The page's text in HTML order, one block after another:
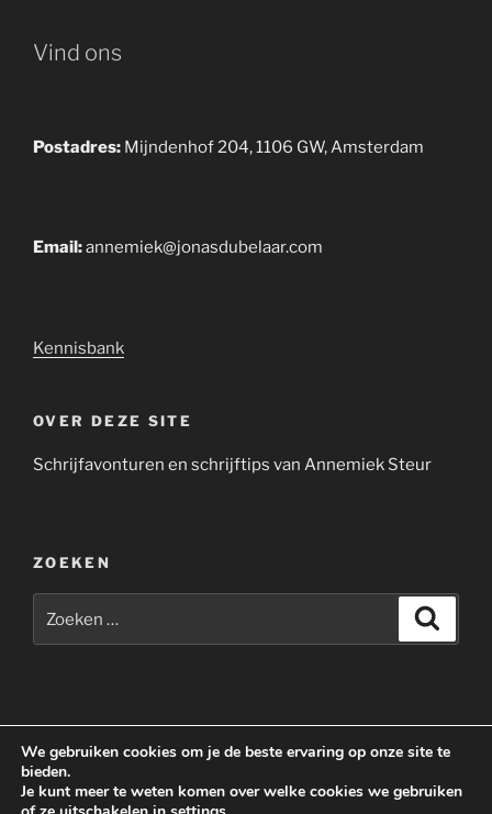
Vind ons
Postadres: Mijndenhof 204, 1106 GW, Amsterdam
Email:annemiek@jonasdubelaar.com
Kennisbank
OVER DEZE SITE
Schrijfavonturen en schrijftips van Annemiek Steur
ZOEKEN
naar:
We gebruiken cookies om je de beste ervaring op onze site te
bieden.
Je kunt meer te weten komen over welke cookies we gebruiken